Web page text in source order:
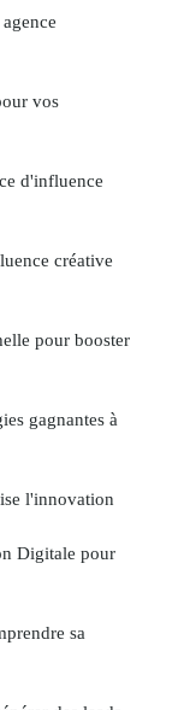
vos
d'influence
créative
pour booster
gagnantes à
l'innovation
Digitale pour
sa